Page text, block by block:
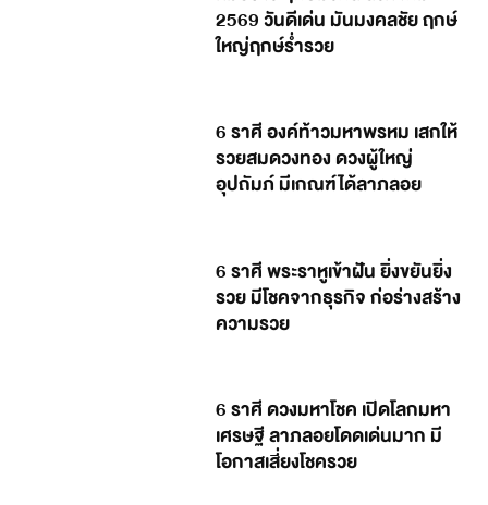
2569 วันดีเด่น มันมงคลชัย ฤกษ์
ใหญ่ฤกษ์ร่ำรวย
6 ราศี องค์ท้าวมหาพรหม เสกให้
รวยสมดวงทอง ดวงผู้ใหญ่
อุปถัมภ์ มีเกณฑ์ได้ลาภลอย
6 ราศี พระราหูเข้าฝัน ยิ่งขยันยิ่ง
รวย มีโชคจากธุรกิจ ก่อร่างสร้าง
ความรวย
6 ราศี ดวงมหาโชค เปิดโลกมหา
เศรษฐี ลาภลอยโดดเด่นมาก มี
โอกาสเสี่ยงโชครวย